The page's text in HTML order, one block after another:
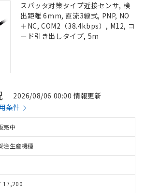
スパッタ対策タイプ近接センサ, 検
出距離 6mm, 直流3線式, PNP, NO
＋NC, COM2（38.4kbps）, M12, コ
ード引き出しタイプ, 5m
2026/08/06 00:00 情報更新
条件
売中
注生産機種
17,200